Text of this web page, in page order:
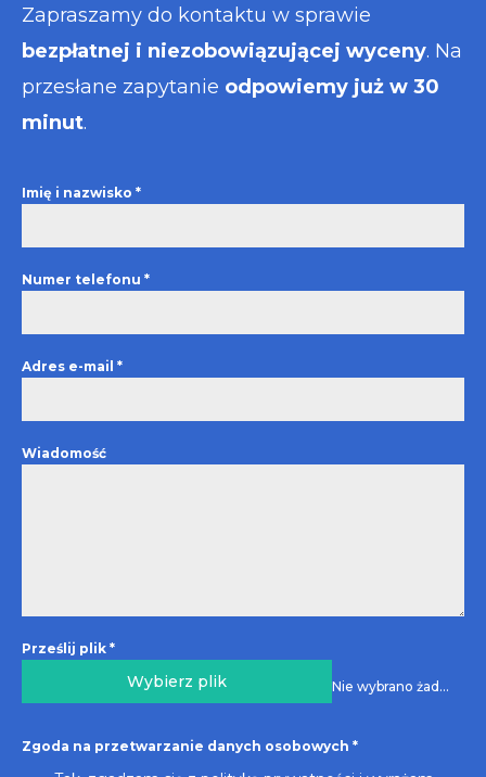
Zapraszamy do kontaktu w sprawie
bezpłatnej i niezobowiązującej wyceny. Na
przesłane zapytanie odpowiemy już w 30
minut.
Imię i nazwisko *
Numer telefonu *
Adres e-mail *
Wiadomość
Prześlij plik *
Wybierz plik Nie wybrano żadnego pliku
Zgoda na przetwarzanie danych osobowych *